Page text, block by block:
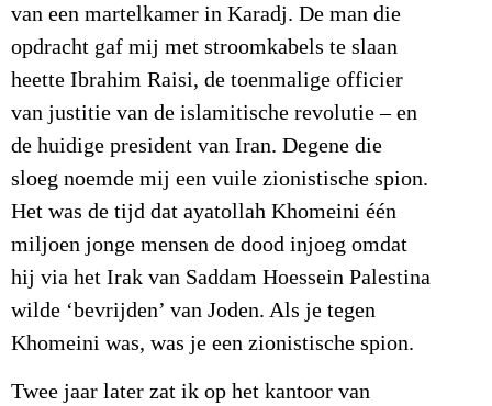
van een martelkamer in Karadj. De man die
opdracht gaf mij met stroomkabels te slaan
heette Ibrahim Raisi, de toenmalige officier
van justitie van de islamitische revolutie – en
de huidige president van Iran. Degene die
sloeg noemde mij een vuile zionistische spion.
Het was de tijd dat ayatollah Khomeini één
miljoen jonge mensen de dood injoeg omdat
hij via het Irak van Saddam Hoessein Palestina
wilde ‘bevrijden’ van Joden. Als je tegen
Khomeini was, was je een zionistische spion.
Twee jaar later zat ik op het kantoor van